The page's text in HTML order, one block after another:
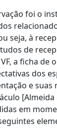
foi o
seja, à
de
a ficha de
dos
e suas
[Almeida
em